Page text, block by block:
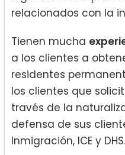
relacionados con la
Tienen mucha
a los clientes a
residentes
los clientes que
través de la
defensa de sus
Inmigración, ICE y DHS.